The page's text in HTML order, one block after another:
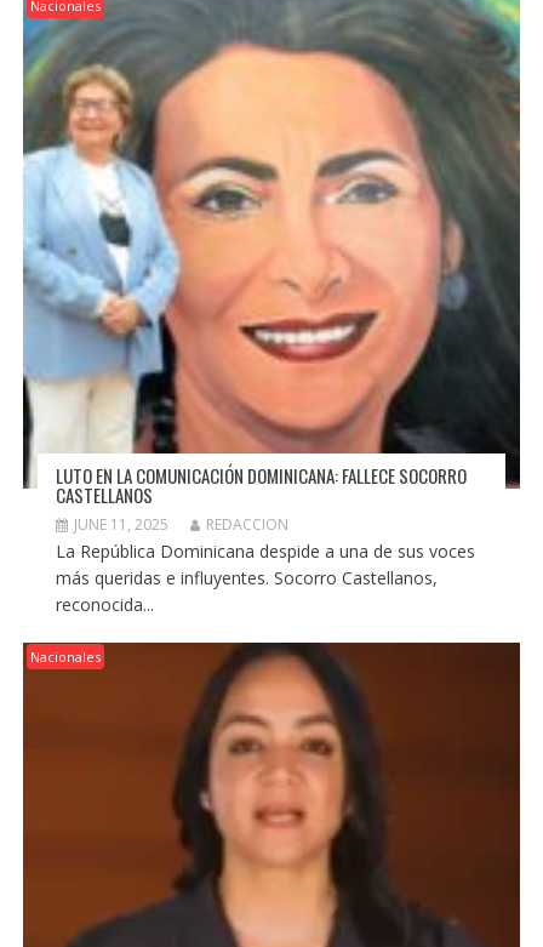
Nacionales
LUTO EN LA COMUNICACIÓN DOMINICANA: FALLECE SOCORRO
CASTELLANOS
JUNE 11, 2025 REDACCION
La República Dominicana despide a una de sus voces
más queridas e influyentes. Socorro Castellanos,
reconocida...
Nacionales